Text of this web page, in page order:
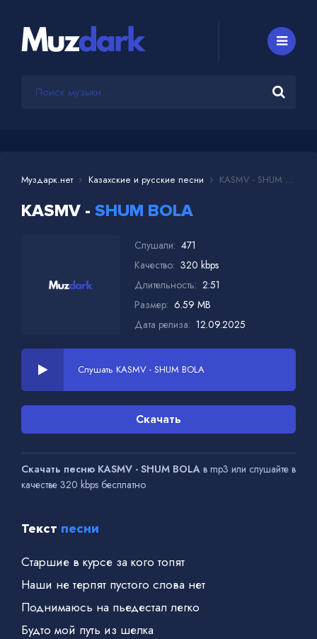
Муздарк.нет Казахские и русские песни KASMV - SHUM BOLA
KASMV - SHUM BOLA
Слушали: 471
Качество: 320 kbps
Длительность: 2:51
Размер: 6.59 MB
Дата релиза: 12.09.2025
Слушать KASMV - SHUM BOLA
Скачать
Скачать песню KASMV - SHUM BOLA в mp3 или слушайте в
качестве 320 kbps бесплатно
Текст песни
Старшие в курсе за кого топят
Наши не терпят пустого слова нет
Поднимаюсь на пьедестал легко
Будто мой путь из шелка